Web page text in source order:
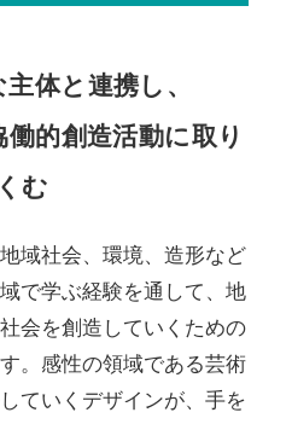
体と連携し、
的創造活動に取り
くむ
域社会、環境、造形など
で学ぶ経験を通して、地
会を創造していくための
。感性の領域である芸術
ていくデザインが、手を